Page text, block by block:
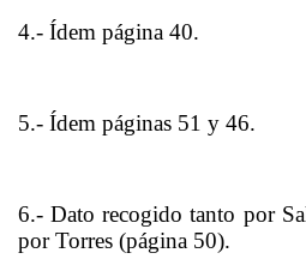
4.- Ídem página 40.
5.- Ídem páginas 51 y 46.
6.- Dato recogido tanto por
por Torres (página 50).